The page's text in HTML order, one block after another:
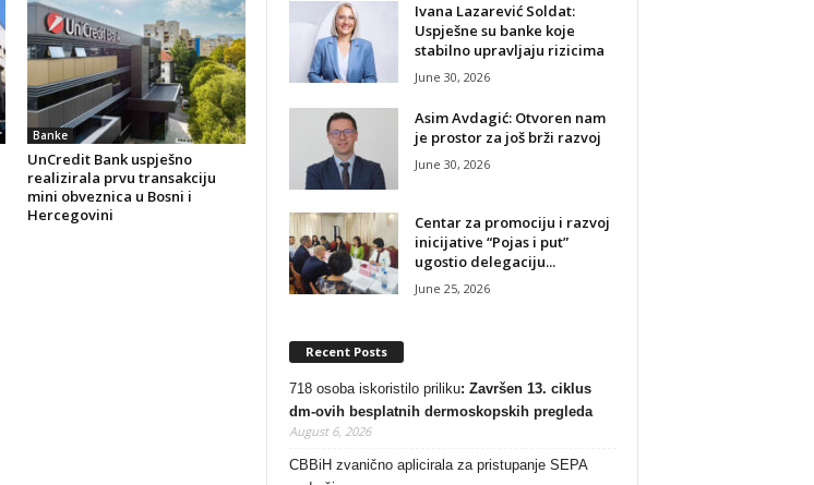
Banke
UnCredit Bank uspješno
realizirala prvu transakciju
mini obveznica u Bosni i
Hercegovini
Ivana Lazarević Soldat:
Uspješne su banke koje
stabilno upravljaju rizicima
June 30, 2026
Asim Avdagić: Otvoren nam
je prostor za još brži razvoj
June 30, 2026
Centar za promociju i razvoj
inicijative “Pojas i put”
ugostio delegaciju...
June 25, 2026
Recent Posts
718 osoba iskoristilo priliku: Završen 13. ciklus
dm-ovih besplatnih dermoskopskih pregleda
August 6, 2026
CBBiH zvanično aplicirala za pristupanje SEPA